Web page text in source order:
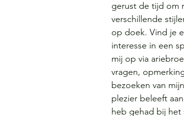
gerust de tijd om
verschillende
op doek. Vind je
interesse in een
mij op via
vragen,
bezoeken van
plezier beleeft
heb gehad bij het